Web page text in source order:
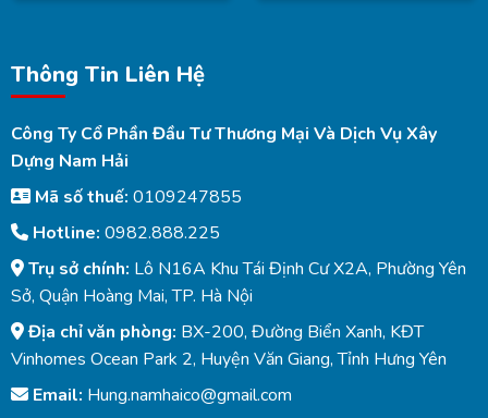
Thông Tin Liên Hệ
Công Ty Cổ Phần Đầu Tư Thương Mại Và Dịch Vụ Xây
Dựng Nam Hải
Mã số thuế: 0109247855
Hotline: 0982.888.225
Trụ sở chính: Lô N16A Khu Tái Định Cư X2A, Phường Yên
Sở, Quận Hoàng Mai, TP. Hà Nội
Địa chỉ văn phòng: BX-200, Đường Biển Xanh, KĐT
Vinhomes Ocean Park 2, Huyện Văn Giang, Tỉnh Hưng Yên
Email: Hung.namhaico@gmail.com